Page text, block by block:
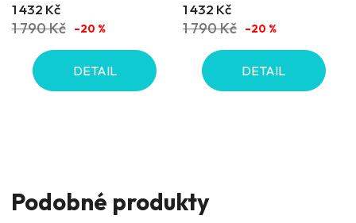
1 432 Kč
1 790 Kč –20 %
DETAIL
1 432 Kč
1 790 Kč –20 %
DETAIL
Podobné produkty